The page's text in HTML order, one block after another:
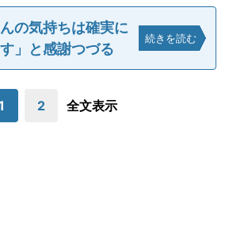
の気持ちは確実に
」と感謝つづる
続きを読む
2 全文表示